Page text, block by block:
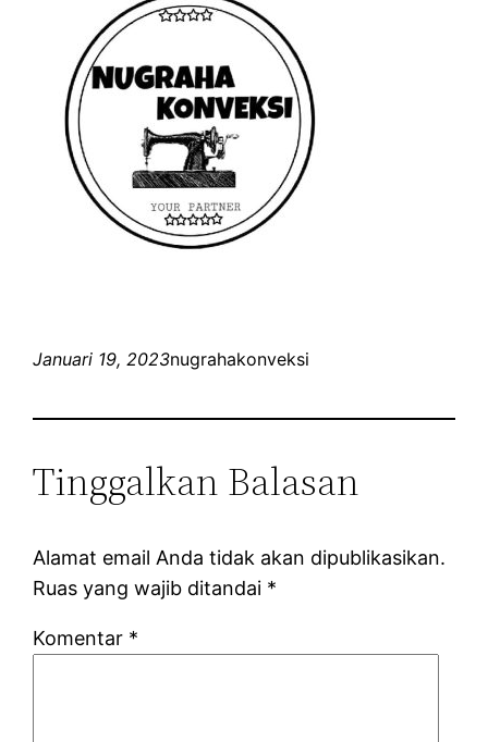
Januari 19, 2023nugrahakonveksi
Tinggalkan Balasan
Alamat email Anda tidak akan dipublikasikan.
Ruas yang wajib ditandai *
Komentar *